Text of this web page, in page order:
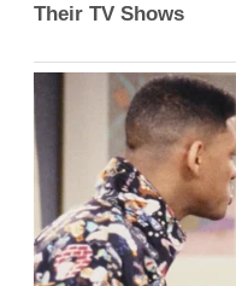
Their TV Shows